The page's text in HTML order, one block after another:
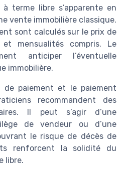
terme libre s’apparente en
vente immobilière classique.
sont calculés sur le prix de
mensualités compris. Le
anticiper l’éventuelle
immobilière.
de paiement et le paiement
recommandent des
Il peut s’agir d’une
de vendeur ou d’une
le risque de décès de
renforcent la solidité du
libre.